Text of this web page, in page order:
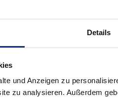
Details
und Anzeigen zu
zu analysieren. Außerdem